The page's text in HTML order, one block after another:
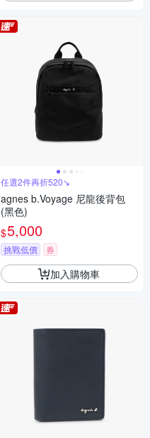
任選2件再折520↘
agnes b.Voyage 尼龍後背包
(黑色)
$5,000
挑戰低價 券
加入購物車